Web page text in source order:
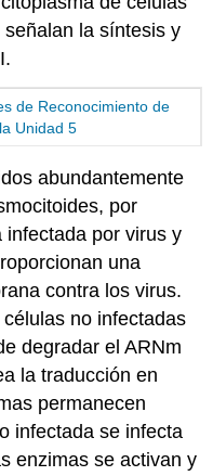
la síntesis y
de Reconocimiento de
Unidad 5
abundantemente
por
infectada por virus y
una
contra los virus.
no infectadas
degradar el ARNm
la traducción en
permanecen
infectada se infecta
enzimas se activan y